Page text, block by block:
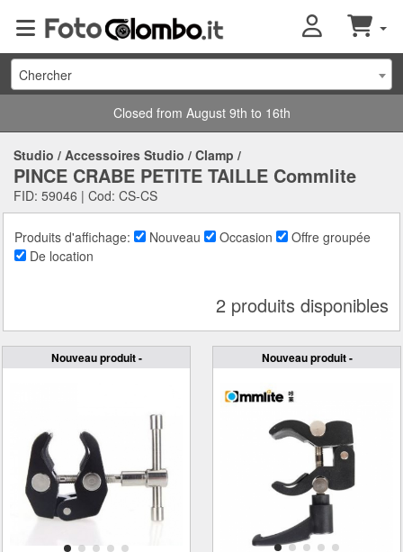
Chercher
Closed from August 9th to 16th
Studio / Accessoires Studio / Clamp /
PINCE CRABE PETITE TAILLE Commlite
FID: 59046 | Cod: CS-CS
Produits d'affichage: Nouveau Occasion
Offre groupée
De location
2 produits disponibles
Nouveau produit - Nouveau produit -